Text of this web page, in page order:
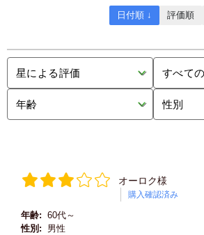
日付順 ↓ 評価順
オーロク様
購入確認済み
年齢: 60代～
性別:
男性